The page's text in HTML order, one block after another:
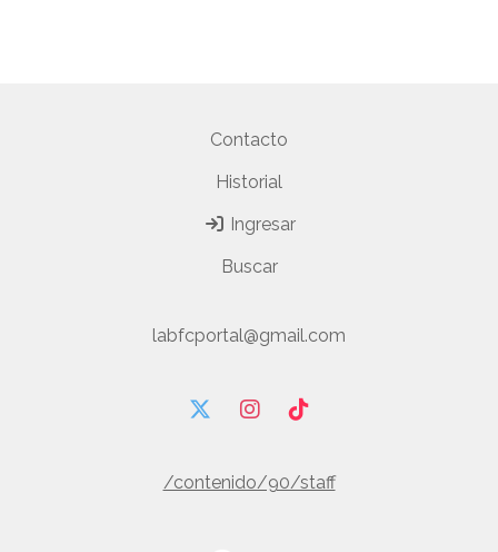
Contacto
Historial
Ingresar
Buscar
/contenido/90/staff
labfcportal@gmail.com